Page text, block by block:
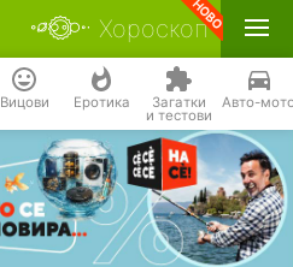
Хороскоп
Вицови Еротика Загатки
и тестови
Авто-